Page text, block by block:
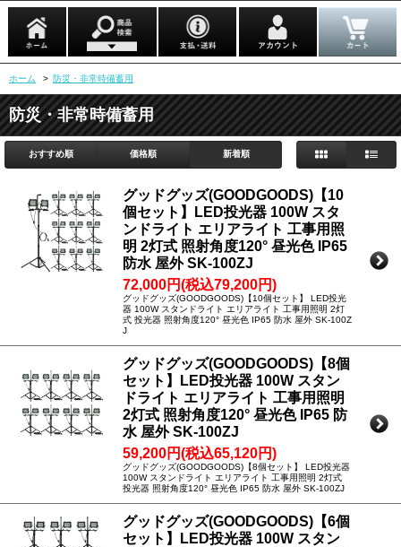
ホーム > 防災・非常時備蓄用
防災・非常時備蓄用
おすすめ順 価格順 新着順
グッドグッズ(GOODGOODS)【10
個セット】LED投光器 100W スタ
ンドライト エリアライト 工事用照
明 2灯式 照射角度120° 昼光色 IP65
防水 屋外 SK-100ZJ
72,000円(税込79,200円)
グッドグッズ(GOODGOODS)【10個セット】 LED投光
器 100W スタンドライト エリアライト 工事用照明 2灯
式 投光器 照射角度120° 昼光色 IP65 防水 屋外 SK-100Z
J
グッドグッズ(GOODGOODS)【8個
セット】LED投光器 100W スタン
ドライト エリアライト 工事用照明
2灯式 照射角度120° 昼光色 IP65 防
水 屋外 SK-100ZJ
59,200円(税込65,120円)
グッドグッズ(GOODGOODS)【8個セット】 LED投光器
100W スタンドライト エリアライト 工事用照明 2灯式
投光器 照射角度120° 昼光色 IP65 防水 屋外 SK-100ZJ
グッドグッズ(GOODGOODS)【6個
セット】LED投光器 100W スタン